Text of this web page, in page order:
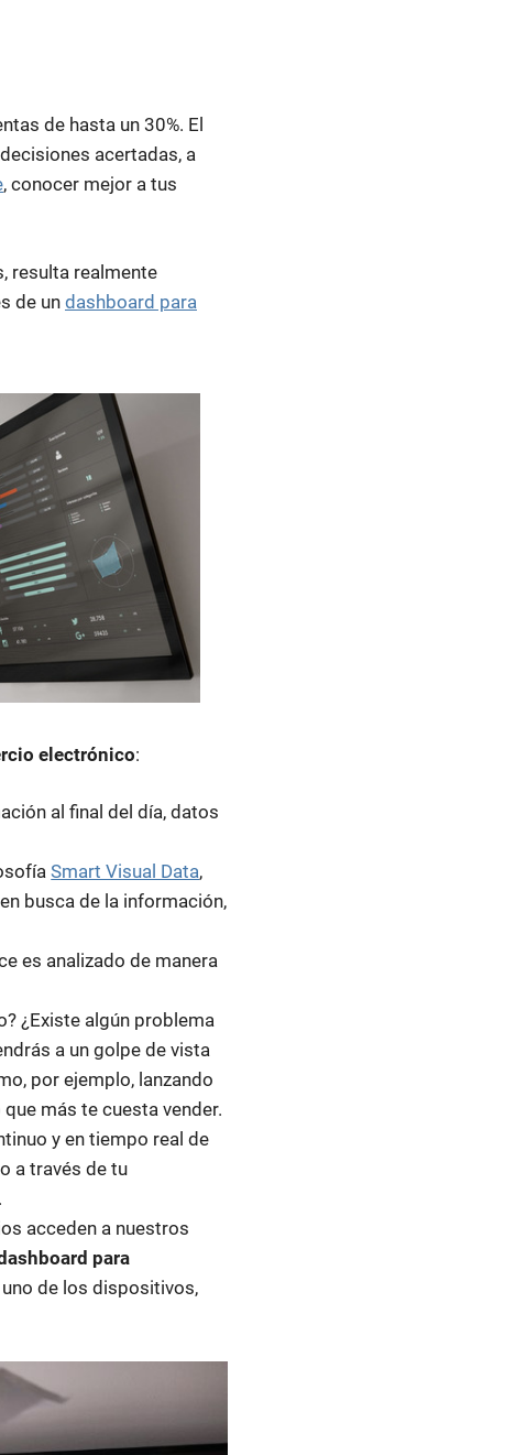
de hasta un 30%. El
acertadas, a
, conocer mejor a tus
resulta realmente
de un dashboard para
electrónico:
al final del día, datos
Smart Visual Data,
busca de la información,
es analizado de manera
¿Existe algún problema
a un golpe de vista
por ejemplo, lanzando
más te cuesta vender.
y en tiempo real de
a través de tu
acceden a nuestros
para
de los dispositivos,